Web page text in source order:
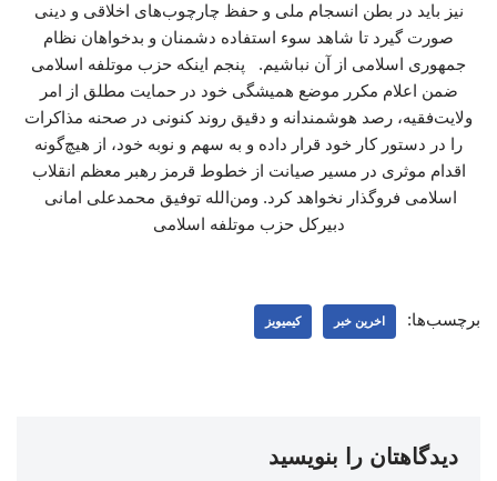
نیز باید در بطن انسجام ملی و حفظ چارچوب‌های اخلاقی و دینی
صورت گیرد تا شاهد سوء استفاده دشمنان و بدخواهان نظام
جمهوری اسلامی از آن نباشیم. پنجم اینکه حزب موتلفه اسلامی
ضمن اعلام مکرر موضع همیشگی خود در حمایت مطلق از امر
ولایت‌فقیه، رصد هوشمندانه و دقیق روند کنونی در صحنه مذاکرات
را در دستور کار خود قرار داده و به سهم و نوبه خود، از هیچ‌گونه
اقدام موثری در مسیر صیانت از خطوط قرمز رهبر معظم انقلاب
اسلامی فروگذار نخواهد کرد. ومن‌الله توفیق محمدعلی امانی
دبیرکل حزب موتلفه اسلامی
برچسب‌ها: اخرین خبر کیمیویز
دیدگاهتان را بنویسید